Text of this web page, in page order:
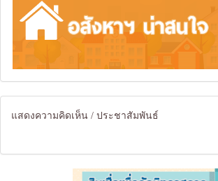
แสดงความคิดเห็น / ประชาสัมพันธ์